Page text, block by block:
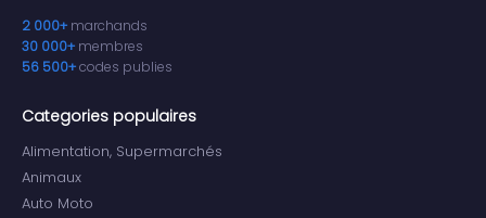
2 000+ marchands
30 000+ membres
56 500+codes publies
Categories populaires
Alimentation, Supermarchés
Animaux
Auto Moto